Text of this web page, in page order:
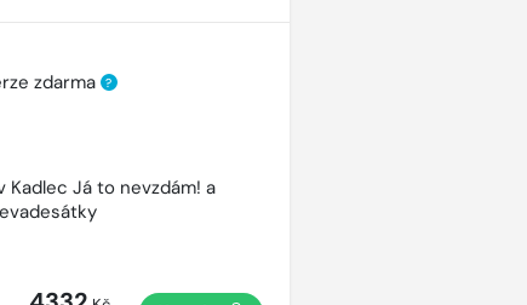
zdarma ?
Kadlec Já to nevzdám! a